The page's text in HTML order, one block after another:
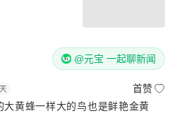
@元宝 一起聊新闻
首赞
大黄蜂一样大的鸟也是鲜艳金黄